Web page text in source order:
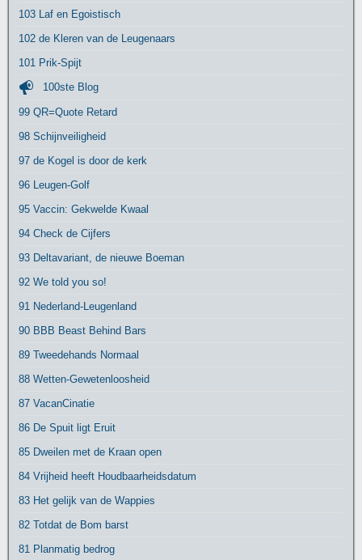
103 Laf en Egoistisch
102 de Kleren van de Leugenaars
101 Prik-Spijt
100ste Blog
99 QR=Quote Retard
98 Schijnveiligheid
97 de Kogel is door de kerk
96 Leugen-Golf
95 Vaccin: Gekwelde Kwaal
94 Check de Cijfers
93 Deltavariant, de nieuwe Boeman
92 We told you so!
91 Nederland-Leugenland
90 BBB Beast Behind Bars
89 Tweedehands Normaal
88 Wetten-Gewetenloosheid
87 VacanCinatie
86 De Spuit ligt Eruit
85 Dweilen met de Kraan open
84 Vrijheid heeft Houdbaarheidsdatum
83 Het gelijk van de Wappies
82 Totdat de Bom barst
81 Planmatig bedrog